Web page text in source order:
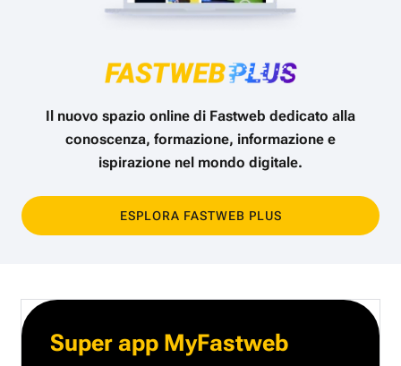
Il nuovo spazio online di Fastweb dedicato alla
conoscenza, formazione, informazione e
ispirazione nel mondo digitale.
ESPLORA FASTWEB PLUS
Super app MyFastweb